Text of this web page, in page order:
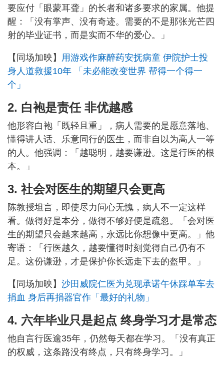
要应付「眼蒙耳聋」的长者和诸多要求的家属。他提
醒：「没有掌声、没有奇迹。需要的不是那张光芒四
射的毕业证书，而是实而不华的爱心。」
【同场加映】 用游戏作麻醉药安抚病童 伊院护士投
身人道救援10年 「未必能改变世界 帮得一个得一
个」
2. 白袍是责任 非优越感
他形容白袍「既轻且重」，病人需要的是愿意落地、
懂得讲人话、乐意同行的医生，而非自以为高人一等
的人。他强调：「越聪明，越要谦逊。这是行医的根
本。」
3. 社会对医生的期望只会更高
陈教授坦言，即使尽力问心无愧，病人不一定这样
看。做得好是本分，做得不够好便是疏忽。「会对医
生的期望只会越来越高，永远比你想像中更高。」他
寄语：「行医越久，越要懂得时刻觉得自己仍有不
足。这份谦逊，才是保护你长远走下去的盔甲。」
【同场加映】 沙田威院仁医为兑现承诺午休踩单车去
捐血 身后再捐器官作「最好的礼物」
4. 六年毕业只是起点 终身学习才是常态
他自言行医逾35年，仍然每天都在学习。「没有真正
的权威，这条路没有终点，只有终身学习。」